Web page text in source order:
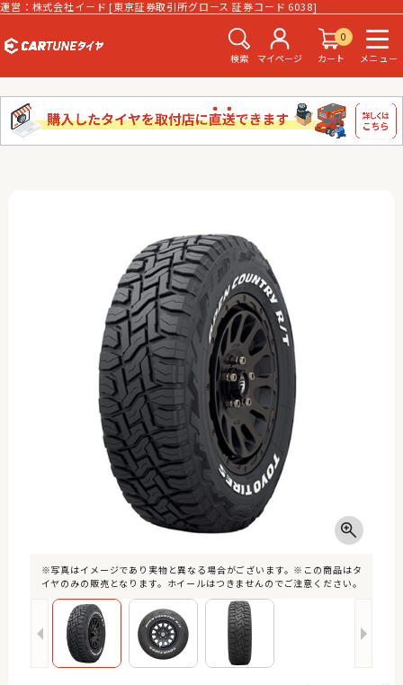
運営：株式会社イード [東京証券取引所グロース 証券コード 6038]
検索 マイページ
0
カート
メニュー
※写真はイメージであり実物と異なる場合がございます。※この商品はタ
イヤのみの販売となります。ホイールはつきませんのでご注意ください。